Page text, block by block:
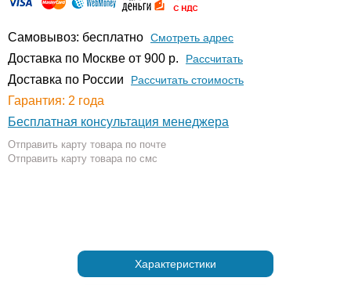
Самовывоз: бесплатно Смотреть адрес
Доставка по Москве от 900 р. Расcчитать
Доставка по России Рассчитать стоимость
Гарантия: 2 года
Бесплатная консультация менеджера
Отправить карту товара по почте
Отправить карту товара по смс
Характеристики